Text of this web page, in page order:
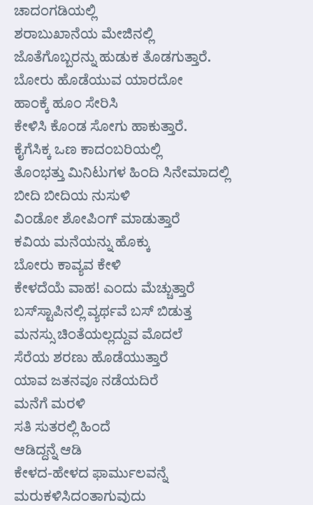
ಚಾದಂಗಡಿಯಲ್ಲಿ
ಶರಾಬುಖಾನೆಯ ಮೇಜಿನಲ್ಲಿ
ಜೊತೆಗೊಬ್ಬರನ್ನು ಹುಡುಕ ತೊಡಗುತ್ತಾರೆ.
ಬೋರು ಹೊಡೆಯುವ ಯಾರದೋ
ಹಾಂಕ್ಕೆ ಹೂಂ ಸೇರಿಸಿ
ಕೇಳಿಸಿ ಕೊಂಡ ಸೋಗು ಹಾಕುತ್ತಾರೆ.
ಕೈಗೆಸಿಕ್ಕ ಒಣ ಕಾದಂಬರಿಯಲ್ಲಿ
ತೊಂಭತ್ತು ಮಿನಿಟುಗಳ ಹಿಂದಿ ಸಿನೇಮಾದಲ್ಲಿ
ಬೀದಿ ಬೀದಿಯ ನುಸುಳಿ
ವಿಂಡೋ ಶೋಪಿಂಗ್ ಮಾಡುತ್ತಾರೆ
ಕವಿಯ ಮನೆಯನ್ನು ಹೊಕ್ಕು
ಬೋರು ಕಾವ್ಯವ ಕೇಳಿ
ಕೇಳದೆಯೆ ವಾಹ! ಎಂದು ಮೆಚ್ಚುತ್ತಾರೆ
ಬಸ್‌ಸ್ಟಾಪಿನಲ್ಲಿ ವ್ಯರ್ಥವೆ ಬಸ್‌ ಬಿಡುತ್ತ
ಮನಸ್ಸು ಚಿಂತೆಯಲ್ಲದ್ದುವ ಮೊದಲೆ
ಸೆರೆಯ ಶರಣು ಹೊಡೆಯುತ್ತಾರೆ
ಯಾವ ಜತನವೂ ನಡೆಯದಿರೆ
ಮನೆಗೆ ಮರಳಿ
ಸತಿ ಸುತರಲ್ಲಿ ಹಿಂದೆ
ಆಡಿದ್ದನ್ನೆ ಆಡಿ
ಕೇಳದ-ಹೇಳದ ಫಾರ್ಮುಲವನ್ನೆ
ಮರುಕಳಿಸಿದಂತಾಗುವುದು